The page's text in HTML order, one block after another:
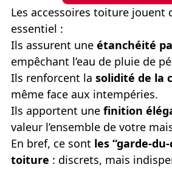
Les accessoires toiture jouent
essentiel :
Ils assurent une étanchéité
empêchant l’eau de pluie de
Ils renforcent la solidité de la
même face aux intempéries.
Ils apportent une finition
valeur l’ensemble de votre
En bref, ce sont les “garde-
toiture : discrets, mais